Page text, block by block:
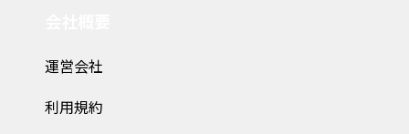
運営会社
利用規約